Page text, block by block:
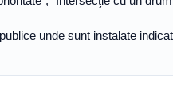
unde sunt instalate